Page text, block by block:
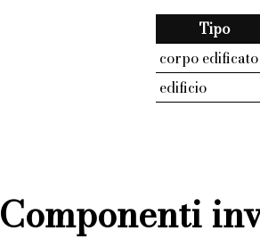
Tipo
corpo edificato
edificio
Componenti